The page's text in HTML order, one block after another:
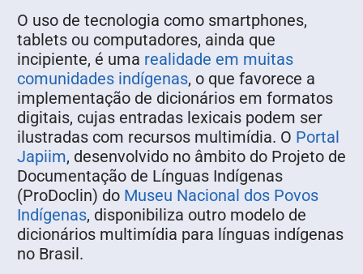
O uso de tecnologia como smartphones,
tablets ou computadores, ainda que
incipiente, é uma realidade em muitas
comunidades indígenas, o que favorece a
implementação de dicionários em formatos
digitais, cujas entradas lexicais podem ser
ilustradas com recursos multimídia. O Portal
Japiim, desenvolvido no âmbito do Projeto de
Documentação de Línguas Indígenas
(ProDoclin) do Museu Nacional dos Povos
Indígenas, disponibiliza outro modelo de
dicionários multimídia para línguas indígenas
no Brasil.